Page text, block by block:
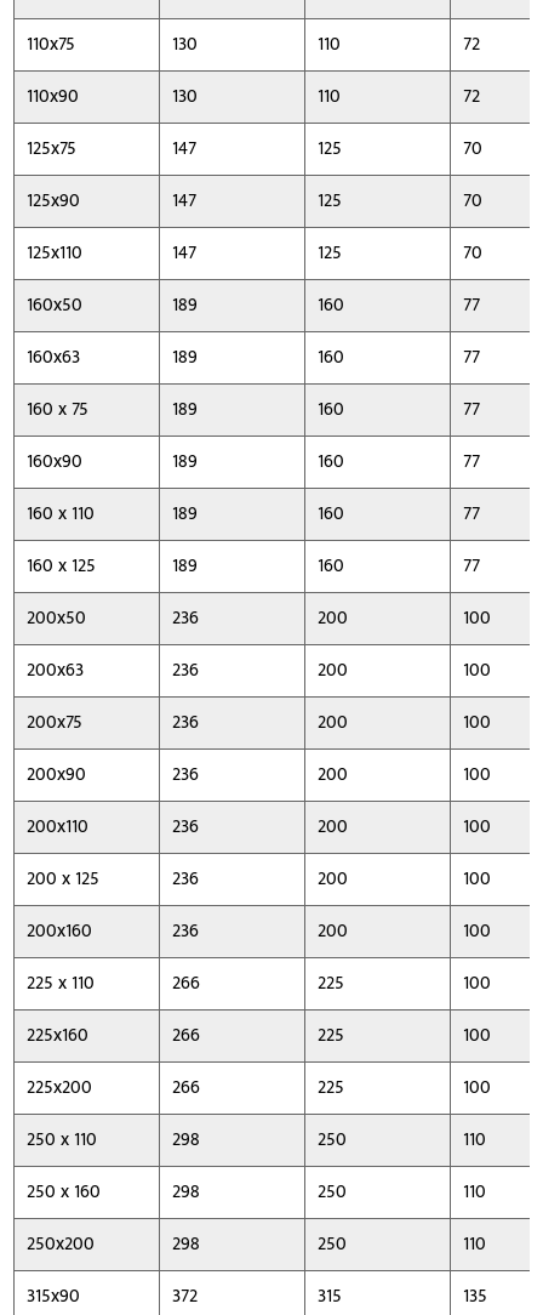
110x75
130 110
72
110x90
130 110
72
125x75
147 125
70
125x90
147 125
70
125x110
147 125
70
160x50
189 160
77
160x63
189 160
77
160 x 75
189 160
77
160x90
189 160
77
160 x 110
189 160
77
160 x 125
189 160
77
200x50
236 200
100
200x63
236 200
100
200x75
236 200
100
200x90
236 200
100
200x110
236 200
100
200 x 125
236 200
100
200x160
236 200
100
225 x 110
266 225
100
225x160
266 225
100
225x200
266 225
100
250 x 110
298 250
110
250 x 160
298 250
110
250x200
298 250
110
315x90
372 315
135